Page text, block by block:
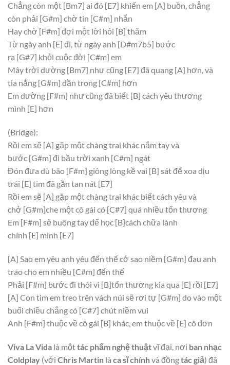
Chẳng còn một [Bm7] ai đó [E7] khiến em [A] buồn, chẳng
còn phải [G#m] chờ tin [C#m] nhắn
Hay chờ [F#m] đợi một lời hỏi [B] thăm
Từ ngày anh [E] đi, từ ngày anh [D#m7b5] bước
ra [G#7] khỏi cuộc đời [C#m] em
Mây trời dường [Bm7] như cũng [E7] đã quang [A] hơn, và
tia nắng [G#m] dần trong [C#m] hơn
Em dường [F#m] như cũng đã biết [B] cách yêu thương
mình [E] hơn
(Bridge):
Rồi em sẽ [A] gặp một chàng trai khác nắm tay và
bước [G#m] đi bầu trời xanh [C#m] ngát
Đón đưa dù bão [F#m] giông lòng kề vai [B] sát để xoa dịu
trái [E] tim đã gần tan nát [E7]
Rồi em sẽ [A] gặp một chàng trai khác biết cách yêu và
chở [G#m]che một cô gái có [C#7] quá nhiều tổn thương
Em [F#m] sẽ buông tay để học [B]cách chữa lành
chính [E] mình [E7]
[A] Sao em yêu anh yêu đến thế cớ sao niềm [G#m] đau anh
trao cho em nhiều [C#m] đến thế
Phải [F#m] bước đi thôi vì [B]tổn thương kia qua [E] rồi [E7]
[A] Con tim em treo trên vách núi sẽ rơi tự [G#m] do vào một
buổi chiều chẳng có [C#7] chút niềm vui
Anh [F#m] thuộc về cô gái [B] khác, em thuộc về [E] cô đơn
Viva La Vida là mộttác phẩm nghệ thuậtvĩ đại, nơi ban nhạc
Coldplay (với Chris Martin là ca sĩ chínhvà đồngtác giả) đã